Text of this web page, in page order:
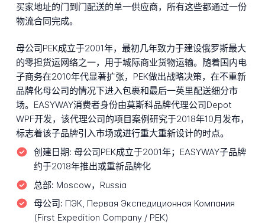
买家地址的门到门配送的单一供应商，所有这些都通过一份
物流合同完成。
母公司PEK成立于2001年，最初几年致力于建设俄罗斯最大
的零担货运网络之一，用于城际商业货物运输。随着国内电
子商务在2010年代显著扩张，PEK做出战略决策，在不重新
品牌化母公司的情况下进入包裹和最后一英里配送细分市
场。EASYWAY消费者身份由莫斯科品牌代理公司Depot
WPF开发，该代理公司的项目案例研究于2018年10月发布，
标志着该子品牌引入市场或进行重大重新设计的时点。
创建日期: 母公司PEK成立于2001年；EASYWAY子品牌
约于2018年推出或重新品牌化
总部: Moscow，Russia
母公司: ПЭК, Первая Экспедиционная Компания
(First Expedition Company / PEK)